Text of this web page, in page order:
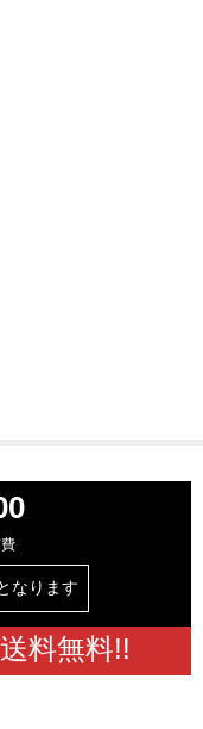
クション
ック・ホームズシリーズ
なります
送料無料!!